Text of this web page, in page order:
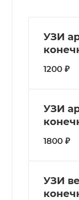
УЗИ
1200 ₽
УЗИ
1800 ₽
УЗИ